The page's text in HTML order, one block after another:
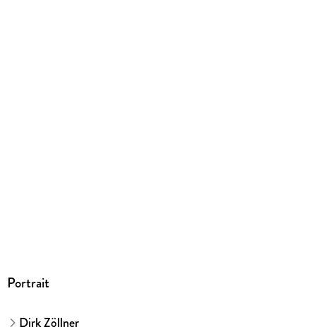
Portrait
Dirk Zöllner